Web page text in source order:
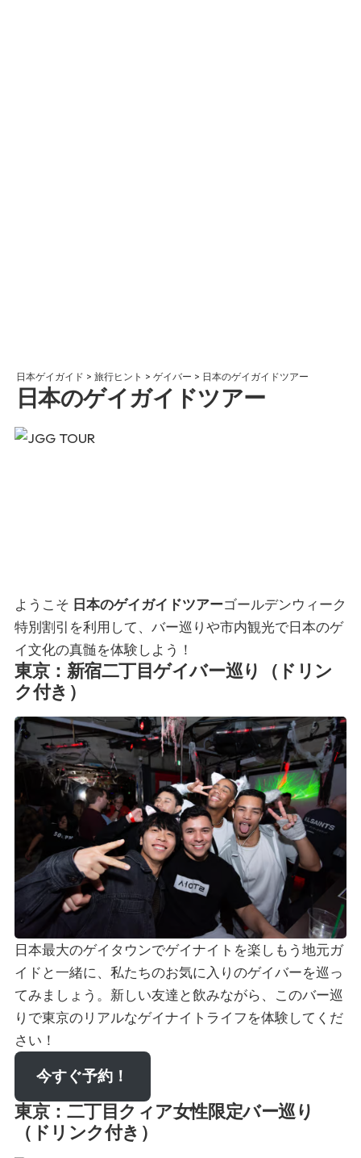
日本ゲイガイド > 旅行ヒント > ゲイバー > 日本のゲイガイドツアー
日本のゲイガイドツアー
ようこそ 日本のゲイガイドツアーゴールデンウィーク
特別割引を利用して、バー巡りや市内観光で日本のゲ
イ文化の真髄を体験しよう！
東京：新宿二丁目ゲイバー巡り（ドリン
ク付き）
日本最大のゲイタウンでゲイナイトを楽しもう地元ガ
イドと一緒に、私たちのお気に入りのゲイバーを巡っ
てみましょう。新しい友達と飲みながら、このバー巡
りで東京のリアルなゲイナイトライフを体験してくだ
さい！
今すぐ予約！
東京：二丁目クィア女性限定バー巡り
（ドリンク付き）